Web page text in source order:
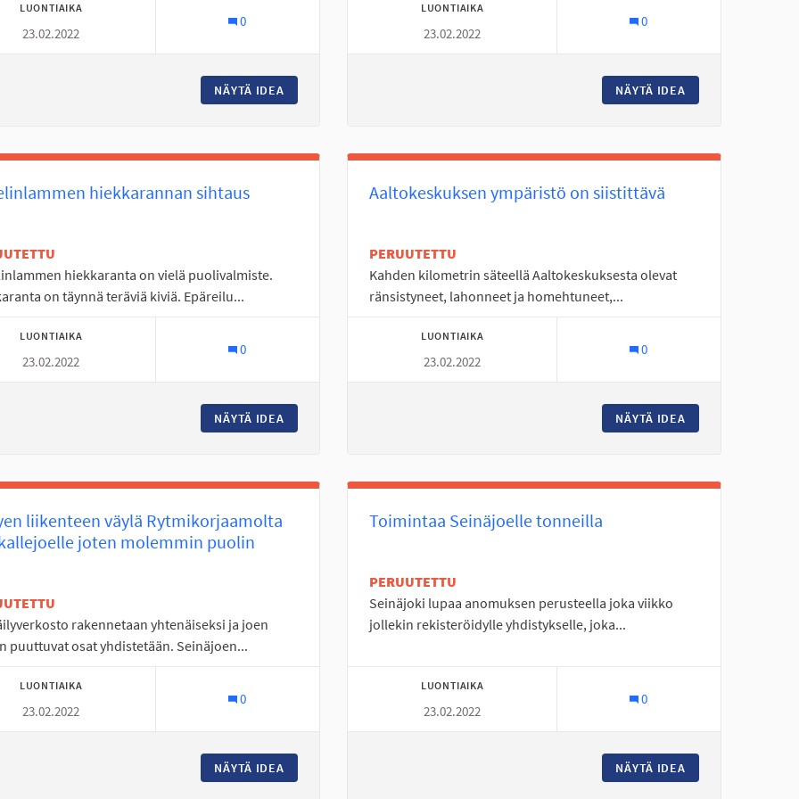
LUONTIAIKA
23.02.2022
0
NÄYTÄ IDEA
LUONTIAIKA
23.02.2022
0
NÄYTÄ IDEA
hiekkarannan sihtaus
hiekkaranta on vielä puolivalmiste.
on täynnä teräviä kiviä. Epäreilu...
LUONTIAIKA
23.02.2022
0
NÄYTÄ IDEA
Aaltokeskuksen ympäristö on siistittävä
PERUUTETTU
Kahden kilometrin säteellä Aaltokeskuksesta olevat
ränsistyneet, lahonneet ja homehtuneet,...
LUONTIAIKA
23.02.2022
0
NÄYTÄ IDEA
liikenteen väylä Rytmikorjaamolta
joten molemmin puolin
rakennetaan yhtenäiseksi ja joen
puuttuvat osat yhdistetään. Seinäjoen...
LUONTIAIKA
23.02.2022
0
NÄYTÄ IDEA KEVYEN LIIKENTEEN VÄYLÄ RYTMIKORJAAMOLTA SOUKALLEJOELLE JOTEN MOLEMMIN
Toimintaa Seinäjoelle tonneilla
PERUUTETTU
Seinäjoki lupaa anomuksen perusteella joka viikko
jollekin rekisteröidylle yhdistykselle, joka...
LUONTIAIKA
23.02.2022
0
NÄYTÄ IDEA